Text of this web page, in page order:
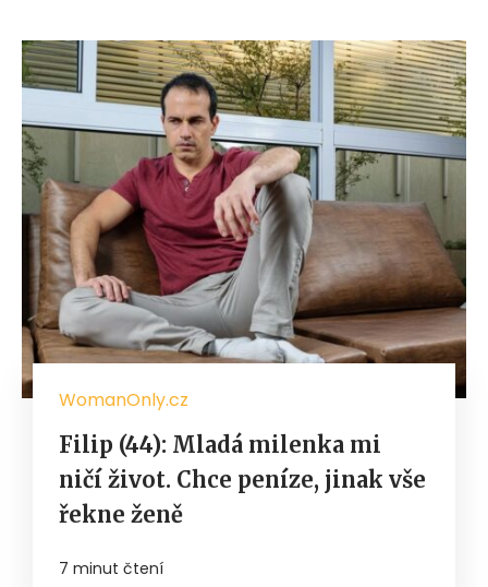
WomanOnly.cz
Filip (44): Mladá milenka mi
ničí život. Chce peníze, jinak vše
řekne ženě
7 minut čtení